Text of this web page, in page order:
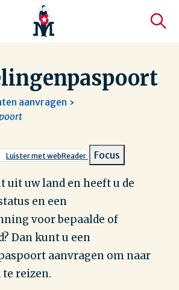
aanvragen
Luister met webReader Focus
uit uw land en heeft u de
en een
voor bepaalde of
Dan kunt u een
aanvragen om naar
reizen.